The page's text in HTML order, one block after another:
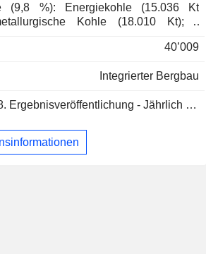
Kohle (18.010 Kt); -
%), China (62,6 %), Japan (8,1 %),
Europa (2,2 %) und Südamerika (0,8
40’009
Integrierter Bergbau
Ergebnisveröffentlichung - Jährlich 2026